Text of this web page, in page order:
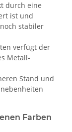
durch eine
ist und
stabiler
verfügt der
Metall-
Stand und
Farben